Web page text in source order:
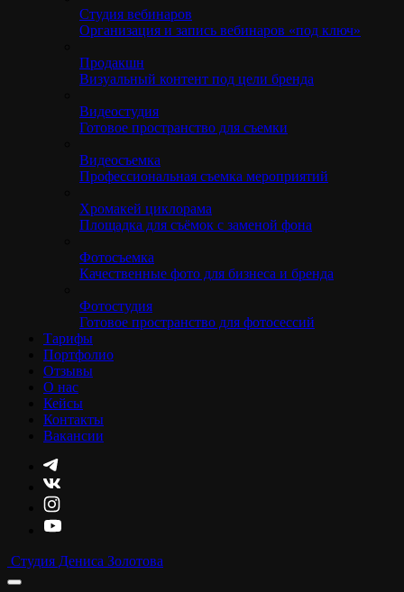
Студия вебинаров
Организация и запись вебинаров «под ключ»
Продакшн
Визуальный контент под цели бренда
Видеостудия
Готовое пространство для съемки
Видеосъемка
Профессиональная съемка мероприятий
Хромакей циклорама
Площадка для съёмок с заменой фона
Фотосъемка
Качественные фото для бизнеса и бренда
Фотостудия
Готовое пространство для фотосессий
Тарифы
Портфолио
Отзывы
О нас
Кейсы
Контакты
Вакансии
Студия Дениса Золотова